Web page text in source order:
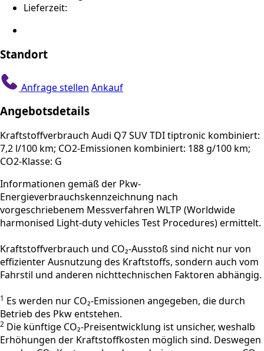
Lieferzeit:
Standort
Anfrage stellen Ankauf
Angebotsdetails
Kraftstoffverbrauch Audi Q7 SUV TDI tiptronic kombiniert:
7,2 l/100 km; CO2-Emissionen kombiniert: 188 g/100 km;
CO2-Klasse: G
Informationen gemäß der Pkw-
Energieverbrauchskennzeichnung nach
vorgeschriebenem Messverfahren WLTP (Worldwide
harmonised Light-duty vehicles Test Procedures) ermittelt.
Kraftstoffverbrauch und CO₂-Ausstoß sind nicht nur von
effizienter Ausnutzung des Kraftstoffs, sondern auch vom
Fahrstil und anderen nichttechnischen Faktoren abhängig.
1 Es werden nur CO₂-Emissionen angegeben, die durch
Betrieb des Pkw entstehen.
2 Die künftige CO₂-Preisentwicklung ist unsicher, weshalb
Erhöhungen der Kraftstoffkosten möglich sind. Deswegen